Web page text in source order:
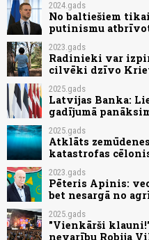
2024.gads
No baltiešiem
putinismu
2023.gads
Radinieki var
cilvēki dzīvo
2025.gads
Latvijas Banka:
gadījumā
2025.gads
Atklāts
katastrofas
2023.gads
Pēteris Apinis:
bet nesargā no
2025.gads
"Vienkārši
nevarību Robija